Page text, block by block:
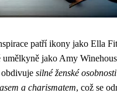
patří ikony jako Ella
umělkyně jako Amy
silné ženské
a charismatem, což se